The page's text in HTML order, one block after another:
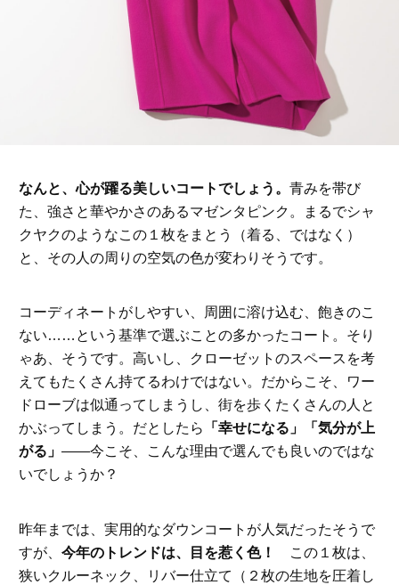
なんと、心が躍る美しいコートでしょう。 青みを帯び
た、強さと華やかさのあるマゼンタピンク。まるでシャ
クヤクのようなこの１枚をまとう（着る、ではなく）
と、その人の周りの空気の色が変わりそうです。
コーディネートがしやすい、周囲に溶け込む、飽きのこ
ない……という基準で選ぶことの多かったコート。そり
ゃあ、そうです。高いし、クローゼットのスペースを考
えてもたくさん持てるわけではない。だからこそ、ワー
ドローブは似通ってしまうし、街を歩くたくさんの人と
かぶってしまう。だとしたら
「幸せになる」「気分が上
がる」 ――今こそ、こんな理由で選んでも良いのではな
いでしょうか？
昨年までは、実用的なダウンコートが人気だったそうで
すが、 今年のトレンドは、目を惹く色！
この１枚は、
狭いクルーネック、リバー仕立て（２枚の生地を圧着し